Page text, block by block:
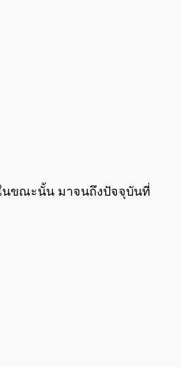
ในขณะนั้น มาจนถึงปัจจุบันที่